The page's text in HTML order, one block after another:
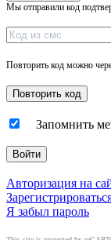
Мы отправили код
Повторить код можно
Запомнить
Войти
Авторизация на
Я забыл пароль